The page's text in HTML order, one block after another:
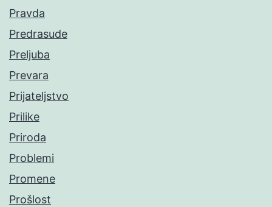
Pravda
Predrasude
Preljuba
Prevara
Prijateljstvo
Prilike
Priroda
Problemi
Promene
Prošlost